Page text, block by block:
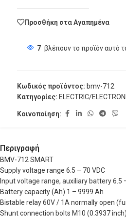
Προσθήκη στα Αγαπημένα
7 βλέπουν το προϊόν αυτό
Κωδικός προϊόντος: bmv-712
Κατηγορίες: ELECTRIC/
Κοινοποίηση:
Περιγραφή
BMV-712 SMART
Supply voltage range 6.5 – 70 VDC
Input voltage range, auxiliary battery 6.5
Battery capacity (Ah) 1 – 9999 Ah
Bistable relay 60V / 1A normally open
Shunt connection bolts M10 (0.3937 inch)